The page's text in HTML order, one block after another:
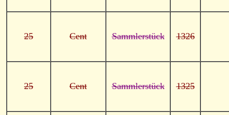
25 Cent Sammlerstück 1326
25 Cent Sammlerstück 1325